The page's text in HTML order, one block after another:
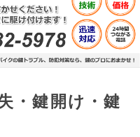
・鍵開け・鍵